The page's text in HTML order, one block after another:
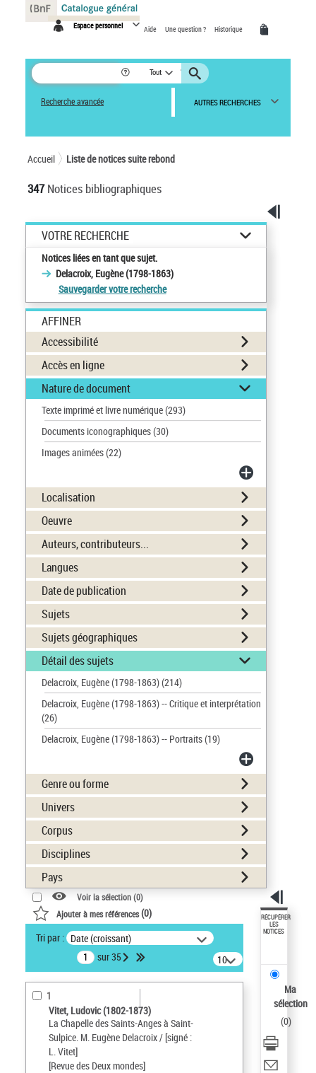
Espace personnel Aide Une question ? Historique
Tout
Recherche avancée AUTRES RECHERCHES
Accueil Liste de notices suite rebond
347Notices bibliographiques
VOTRE RECHERCHE
Notices liées en tant que sujet.
Delacroix, Eugène (1798-1863)
Sauvegarder votre recherche
AFFINER
Accessibilité
Accès en ligne
Nature de document
Texte imprimé et livre numérique(293)
Documents iconographiques(30)
Images animées(22)
Localisation
Oeuvre
Auteurs, contributeurs...
Langues
Date de publication
Sujets
Sujets géographiques
Détail des sujets
Delacroix, Eugène (1798-1863)(214)
Delacroix, Eugène (1798-1863) -- Critique et interprétation
(26)
Delacroix, Eugène (1798-1863) -- Portraits(19)
Genre ou forme
Univers
Corpus
Disciplines
Pays
Voir la sélection (0)
Ajouter à mes références(0)
Tri par : Date (croissant)
sur 35
10
résultats/page
1
Vitet, Ludovic (1802-1873)
La Chapelle des Saints-Anges à Saint-
Sulpice. M. Eugène Delacroix / [signé :
L. Vitet]
[Revue des Deux mondes]
RÉCUPÉRER
LES
NOTICES
Ma
sélection
(0)
Panneau de gestion des cookies